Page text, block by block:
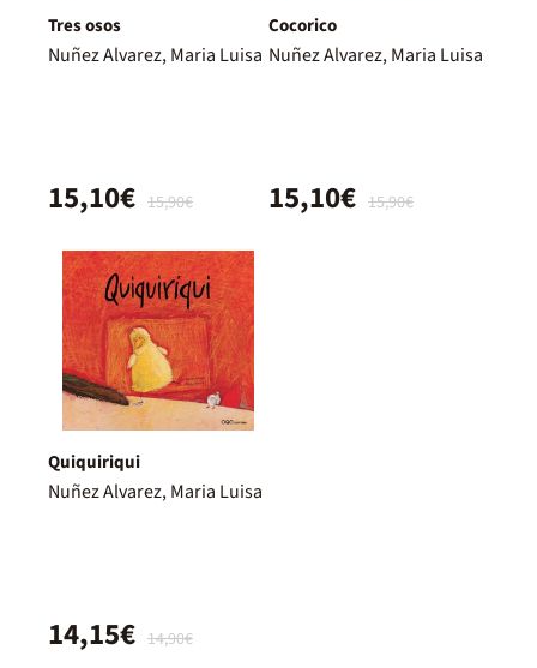
Tres osos
Nuñez Alvarez, Maria Luisa
15,90€
15,10€
Cocorico
Nuñez Alvarez, Maria Luisa
15,90€
15,10€
Quiquiriqui
Nuñez Alvarez, Maria Luisa
14,90€
14,15€